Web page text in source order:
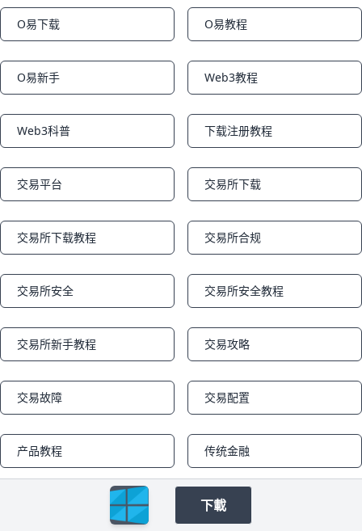
Notifications
O易下载 Notifications
O易教程
Notifications
O易新手 Notifications
Web3教程
Notifications
Web3科普 Notifications
下载注册教程
Notifications
交易平台 Notifications
交易所下载
Notifications
交易所下载教程 Notifications
交易所合规
Notifications
交易所安全 Notifications
交易所安全教程
Notifications
交易所新手教程 Notifications
交易攻略
Notifications
交易故障 Notifications
交易配置
Notifications
产品教程 Notifications
传统金融
Notifications
加密监管
下載